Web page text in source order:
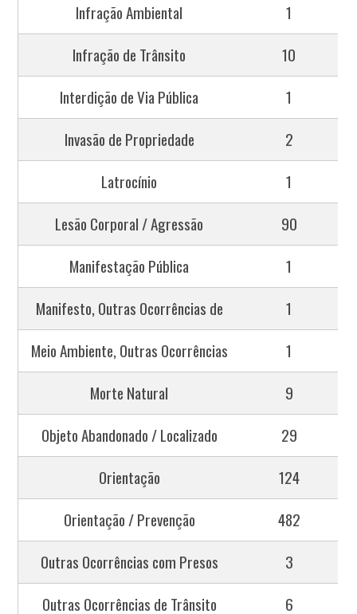
Infração Ambiental
1
Infração de Trânsito
10
Interdição de Via Pública
1
Invasão de Propriedade
2
Latrocínio
1
Lesão Corporal / Agressão
90
Manifestação Pública
1
Manifesto, Outras Ocorrências de
1
Meio Ambiente, Outras Ocorrências
1
Morte Natural
9
Objeto Abandonado / Localizado
29
Orientação
124
Orientação / Prevenção
482
Outras Ocorrências com Presos
3
Outras Ocorrências de Trânsito
6